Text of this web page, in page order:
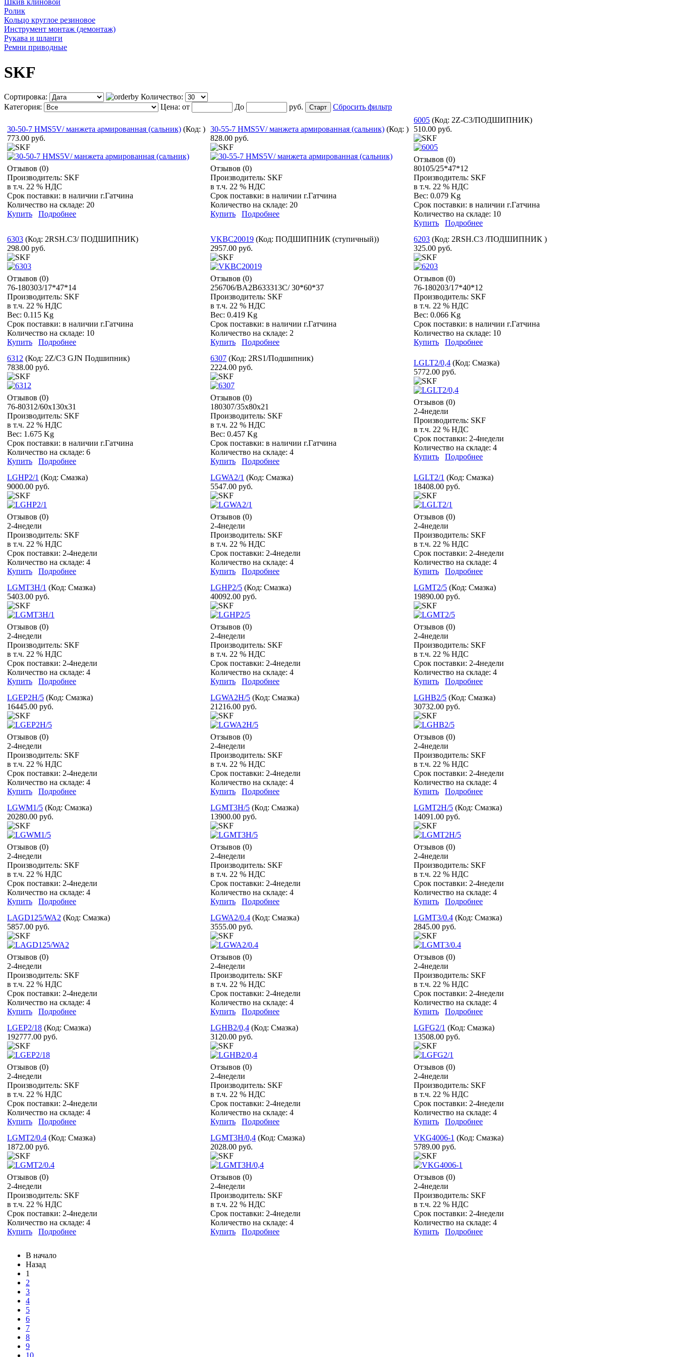
Шкив клиновой
Ролик
Кольцо круглое резиновое
Инструмент монтаж (демонтаж)
Рукава и шланги
Ремни приводные
SKF
Сортировка:
Количество:
Категория:
Цена: от До руб. Сбросить фильтр
30-50-7 HMS5V/ манжета армированная (сальник) (Код: )
773.00 руб.
Отзывов (0)
Производитель: SKF
в т.ч. 22 % НДС
Срок поставки: в наличии г.Гатчина
Количество на складе: 20
Купить
Подробнее
30-55-7 HMS5V/ манжета армированная (сальник) (Код: )
828.00 руб.
Отзывов (0)
Производитель: SKF
в т.ч. 22 % НДС
Срок поставки: в наличии г.Гатчина
Количество на складе: 20
Купить
Подробнее
6005 (Код: 2Z-C3/ПОДШИПНИК)
510.00 руб.
Отзывов (0)
80105/25*47*12
Производитель: SKF
в т.ч. 22 % НДС
Вес: 0.079 Kg
Срок поставки: в наличии г.Гатчина
Количество на складе: 10
Купить
Подробнее
6303 (Код: 2RSH.С3/ ПОДШИПНИК)
298.00 руб.
Отзывов (0)
76-180303/17*47*14
Производитель: SKF
в т.ч. 22 % НДС
Вес: 0.115 Kg
Срок поставки: в наличии г.Гатчина
Количество на складе: 10
Купить
Подробнее
VKBC20019 (Код: ПОДШИПНИК (ступичный))
2957.00 руб.
Отзывов (0)
256706/BA2B633313C/ 30*60*37
Производитель: SKF
в т.ч. 22 % НДС
Вес: 0.419 Kg
Срок поставки: в наличии г.Гатчина
Количество на складе: 2
Купить
Подробнее
6203 (Код: 2RSH.C3 /ПОДШИПНИК )
325.00 руб.
Отзывов (0)
76-180203/17*40*12
Производитель: SKF
в т.ч. 22 % НДС
Вес: 0.066 Kg
Срок поставки: в наличии г.Гатчина
Количество на складе: 10
Купить
Подробнее
6312 (Код: 2Z/C3 GJN Подшипник)
7838.00 руб.
Отзывов (0)
76-80312/60x130x31
Производитель: SKF
в т.ч. 22 % НДС
Вес: 1.675 Kg
Срок поставки: в наличии г.Гатчина
Количество на складе: 6
Купить
Подробнее
6307 (Код: 2RS1/Подшипник)
2224.00 руб.
Отзывов (0)
180307/35x80x21
Производитель: SKF
в т.ч. 22 % НДС
Вес: 0.457 Kg
Срок поставки: в наличии г.Гатчина
Количество на складе: 4
Купить
Подробнее
LGLT2/0,4 (Код: Смазка)
5772.00 руб.
Отзывов (0)
2-4недели
Производитель: SKF
в т.ч. 22 % НДС
Срок поставки: 2-4недели
Количество на складе: 4
Купить
Подробнее
LGHP2/1 (Код: Смазка)
9000.00 руб.
Отзывов (0)
2-4недели
Производитель: SKF
в т.ч. 22 % НДС
Срок поставки: 2-4недели
Количество на складе: 4
Купить
Подробнее
LGWA2/1 (Код: Смазка)
5547.00 руб.
Отзывов (0)
2-4недели
Производитель: SKF
в т.ч. 22 % НДС
Срок поставки: 2-4недели
Количество на складе: 4
Купить
Подробнее
LGLT2/1 (Код: Смазка)
18408.00 руб.
Отзывов (0)
2-4недели
Производитель: SKF
в т.ч. 22 % НДС
Срок поставки: 2-4недели
Количество на складе: 4
Купить
Подробнее
LGMT3H/1 (Код: Смазка)
5403.00 руб.
Отзывов (0)
2-4недели
Производитель: SKF
в т.ч. 22 % НДС
Срок поставки: 2-4недели
Количество на складе: 4
Купить
Подробнее
LGHP2/5 (Код: Смазка)
40092.00 руб.
Отзывов (0)
2-4недели
Производитель: SKF
в т.ч. 22 % НДС
Срок поставки: 2-4недели
Количество на складе: 4
Купить
Подробнее
LGMT2/5 (Код: Смазка)
19890.00 руб.
Отзывов (0)
2-4недели
Производитель: SKF
в т.ч. 22 % НДС
Срок поставки: 2-4недели
Количество на складе: 4
Купить
Подробнее
LGEP2H/5 (Код: Смазка)
16445.00 руб.
Отзывов (0)
2-4недели
Производитель: SKF
в т.ч. 22 % НДС
Срок поставки: 2-4недели
Количество на складе: 4
Купить
Подробнее
LGWA2H/5 (Код: Смазка)
21216.00 руб.
Отзывов (0)
2-4недели
Производитель: SKF
в т.ч. 22 % НДС
Срок поставки: 2-4недели
Количество на складе: 4
Купить
Подробнее
LGHB2/5 (Код: Смазка)
30732.00 руб.
Отзывов (0)
2-4недели
Производитель: SKF
в т.ч. 22 % НДС
Срок поставки: 2-4недели
Количество на складе: 4
Купить
Подробнее
LGWM1/5 (Код: Смазка)
20280.00 руб.
Отзывов (0)
2-4недели
Производитель: SKF
в т.ч. 22 % НДС
Срок поставки: 2-4недели
Количество на складе: 4
Купить
Подробнее
LGMT3H/5 (Код: Смазка)
13900.00 руб.
Отзывов (0)
2-4недели
Производитель: SKF
в т.ч. 22 % НДС
Срок поставки: 2-4недели
Количество на складе: 4
Купить
Подробнее
LGMT2H/5 (Код: Смазка)
14091.00 руб.
Отзывов (0)
2-4недели
Производитель: SKF
в т.ч. 22 % НДС
Срок поставки: 2-4недели
Количество на складе: 4
Купить
Подробнее
LAGD125/WA2 (Код: Смазка)
5857.00 руб.
Отзывов (0)
2-4недели
Производитель: SKF
в т.ч. 22 % НДС
Срок поставки: 2-4недели
Количество на складе: 4
Купить
Подробнее
LGWA2/0.4 (Код: Смазка)
3555.00 руб.
Отзывов (0)
2-4недели
Производитель: SKF
в т.ч. 22 % НДС
Срок поставки: 2-4недели
Количество на складе: 4
Купить
Подробнее
LGMT3/0.4 (Код: Смазка)
2845.00 руб.
Отзывов (0)
2-4недели
Производитель: SKF
в т.ч. 22 % НДС
Срок поставки: 2-4недели
Количество на складе: 4
Купить
Подробнее
LGEP2/18 (Код: Смазка)
192777.00 руб.
Отзывов (0)
2-4недели
Производитель: SKF
в т.ч. 22 % НДС
Срок поставки: 2-4недели
Количество на складе: 4
Купить
Подробнее
LGHB2/0,4 (Код: Смазка)
3120.00 руб.
Отзывов (0)
2-4недели
Производитель: SKF
в т.ч. 22 % НДС
Срок поставки: 2-4недели
Количество на складе: 4
Купить
Подробнее
LGFG2/1 (Код: Смазка)
13508.00 руб.
Отзывов (0)
2-4недели
Производитель: SKF
в т.ч. 22 % НДС
Срок поставки: 2-4недели
Количество на складе: 4
Купить
Подробнее
LGMT2/0.4 (Код: Смазка)
1872.00 руб.
Отзывов (0)
2-4недели
Производитель: SKF
в т.ч. 22 % НДС
Срок поставки: 2-4недели
Количество на складе: 4
Купить
Подробнее
LGMT3H/0,4 (Код: Смазка)
2028.00 руб.
Отзывов (0)
2-4недели
Производитель: SKF
в т.ч. 22 % НДС
Срок поставки: 2-4недели
Количество на складе: 4
Купить
Подробнее
VKG4006-1 (Код: Смазка)
5789.00 руб.
Отзывов (0)
2-4недели
Производитель: SKF
в т.ч. 22 % НДС
Срок поставки: 2-4недели
Количество на складе: 4
Купить
Подробнее
В начало
Назад
1
2
3
4
5
6
7
8
9